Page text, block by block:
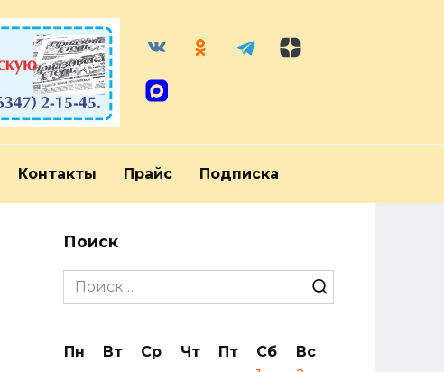
Контакты Прайс Подписка
Поиск
Search
for:
Пн Вт Ср Чт Пт Сб
Вс